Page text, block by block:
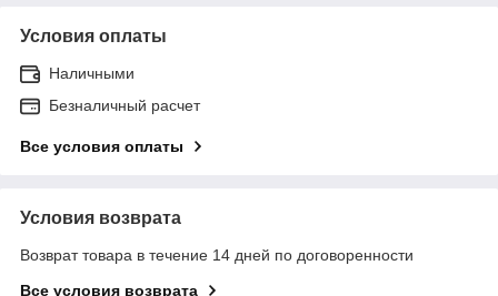
Условия оплаты
Наличными
Безналичный расчет
Все условия оплаты
Условия возврата
Возврат товара в течение 14 дней по договоренности
Все условия возврата